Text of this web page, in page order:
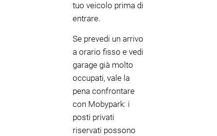
tuo veicolo prima di
entrare.
Se prevedi un arrivo
a orario fisso e vedi
garage già molto
occupati, vale la
pena confrontare
con Mobypark: i
posti privati
riservati possono